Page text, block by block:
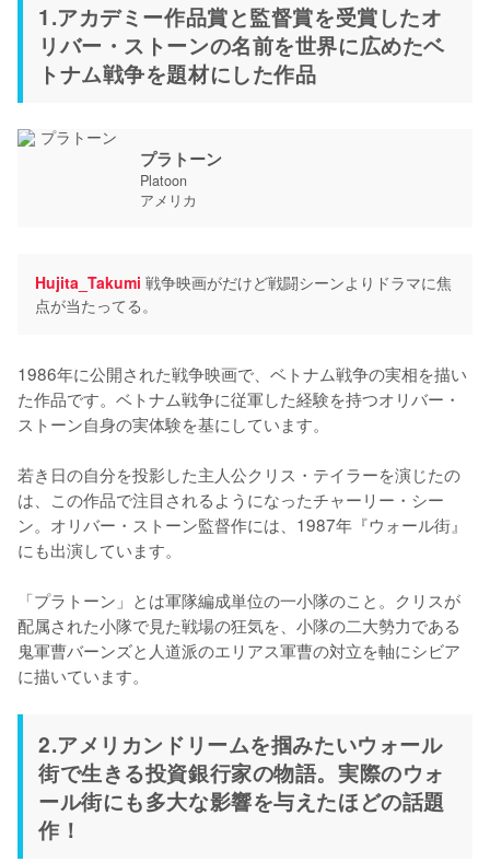
1.アカデミー作品賞と監督賞を受賞したオ
リバー・ストーンの名前を世界に広めたベ
トナム戦争を題材にした作品
プラトーン
Platoon
アメリカ
Hujita_Takumi 戦争映画がだけど戦闘シーンよりドラマに焦
点が当たってる。
1986年に公開された戦争映画で、ベトナム戦争の実相を描い
た作品です。ベトナム戦争に従軍した経験を持つオリバー・
ストーン自身の実体験を基にしています。
若き日の自分を投影した主人公クリス・テイラーを演じたの
は、この作品で注目されるようになったチャーリー・シー
ン。オリバー・ストーン監督作には、1987年『ウォール街』
にも出演しています。
「プラトーン」とは軍隊編成単位の一小隊のこと。クリスが
配属された小隊で見た戦場の狂気を、小隊の二大勢力である
鬼軍曹バーンズと人道派のエリアス軍曹の対立を軸にシビア
に描いています。
2.アメリカンドリームを掴みたいウォール
街で生きる投資銀行家の物語。実際のウォ
ール街にも多大な影響を与えたほどの話題
作！